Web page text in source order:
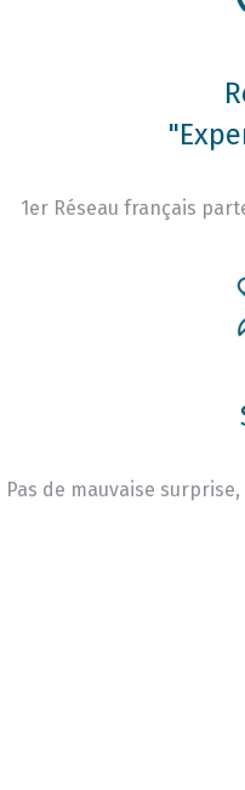
1er Réseau français
Pas de mauvaise